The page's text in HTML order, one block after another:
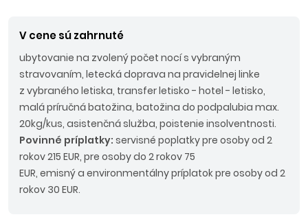
V cene sú zahrnuté
ubytovanie na zvolený počet nocí s vybraným
stravovaním, letecká doprava na pravidelnej linke
z vybraného letiska, transfer letisko - hotel - letisko,
malá príručná batožina, batožina do podpalubia max.
20kg/kus, asistenčná služba, poistenie insolventnosti.
Povinné príplatky: servisné poplatky pre osoby od 2
rokov 215 EUR, pre osoby do 2 rokov 75
EUR, emisný a environmentálny príplatok pre osoby od 2
rokov 30 EUR.